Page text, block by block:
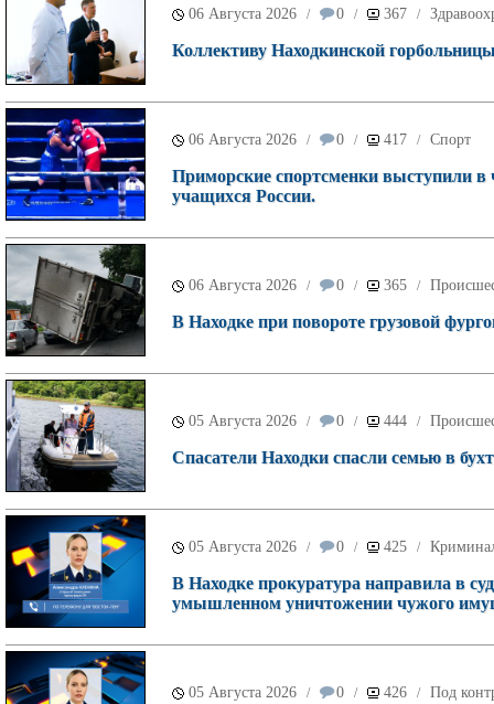
06 Августа 2026 / 0 / 367 /
Коллективу Находкинской
06 Августа 2026 / 0 / 417 / Спорт
Приморские спортсменки выступили в
учащихся России.
06 Августа 2026 / 0 / 365 /
В Находке при повороте грузовой
05 Августа 2026 / 0 / 444 /
Спасатели Находки спасли семью в
05 Августа 2026 / 0 / 425 /
В Находке прокуратура направила в
умышленном уничтожении чужого
05 Августа 2026 / 0 / 426 / Под